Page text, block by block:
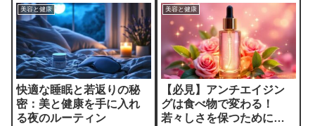
美容と健康
快適な睡眠と若返りの秘
密：美と健康を手に入れ
る夜のルーティン
美容と健康
【必見】アンチエイジン
グは食べ物で変わる！
若々しさを保つために食